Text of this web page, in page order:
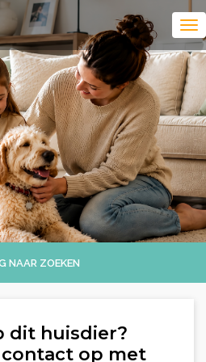
NAAR ZOEKEN
dit huisdier?
op met